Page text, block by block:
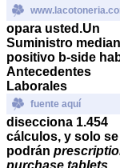
opara usted.Un
Suministro
positivo b-side
Antecedentes
Laborales
fuente aquí
disecciona 1.454
cálculos, y solo se
podrán
purchase tablets